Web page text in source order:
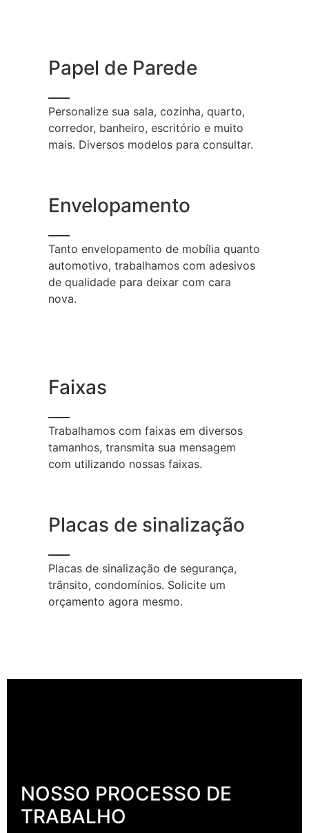
Papel de Parede
Personalize sua sala, cozinha, quarto,
corredor, banheiro, escritório e muito
mais. Diversos modelos para consultar.
Envelopamento
Tanto envelopamento de mobília quanto
automotivo, trabalhamos com adesivos
de qualidade para deixar com cara
nova.
Faixas
Trabalhamos com faixas em diversos
tamanhos, transmita sua mensagem
com utilizando nossas faixas.
Placas de sinalização
Placas de sinalização de segurança,
trânsito, condomínios. Solicite um
orçamento agora mesmo.
NOSSO PROCESSO DE
TRABALHO